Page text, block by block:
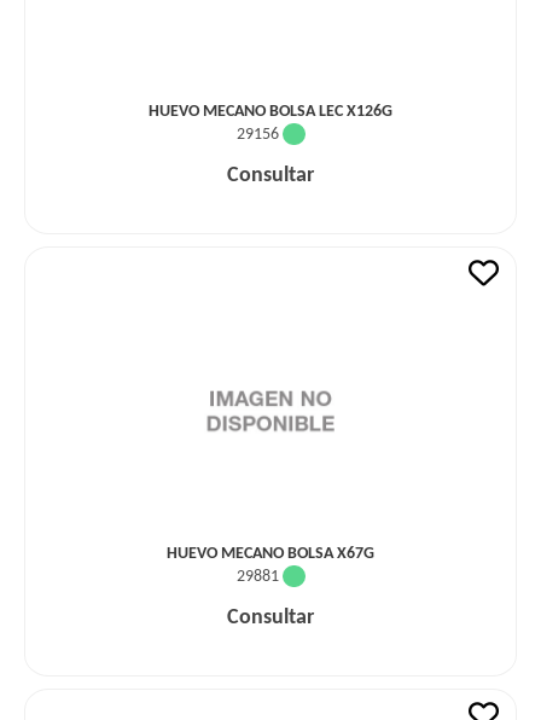
HUEVO MECANO BOLSA LEC X126G
29156
Consultar
HUEVO MECANO BOLSA X67G
29881
Consultar